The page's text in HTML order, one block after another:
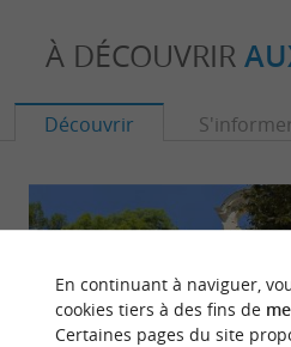
À DÉCOUVRIR
Découvrir
En continuant à naviguer,
cookies tiers à des fins de
Certaines pages du site